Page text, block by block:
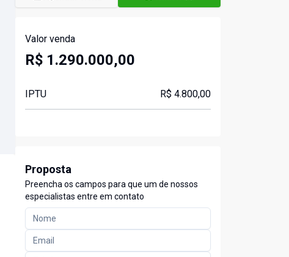
Valor venda
R$ 1.290.000,00
IPTU R$ 4.800,00
Proposta
Preencha os campos para que um de nossos
especialistas entre em contato